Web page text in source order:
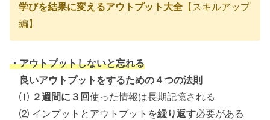
学びを結果に変えるアウトプット大全 【スキルアップ
編】
・アウトプットしないと忘れる
良いアウトプットをするための４つの法則
⑴ ２週間に３回使った情報は長期記憶される
⑵ インプットとアウトプットを繰り返す必要がある